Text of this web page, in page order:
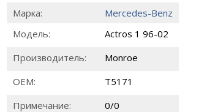
Марка:
Mercedes-Benz
Модель:
Actros 1 96-02
Производитель:
Monroe
ОЕМ:
T5171
Примечание:
0/0